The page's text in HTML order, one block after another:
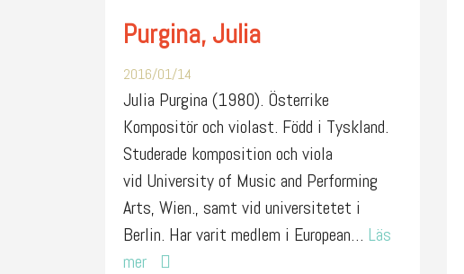
Purgina, Julia
2016/01/14
Julia Purgina (1980). Österrike
Kompositör och violast. Född i Tyskland.
Studerade komposition och viola
vid University of Music and Performing
Arts, Wien., samt vid universitetet i
Berlin. Har varit medlem i European… Läs
mer